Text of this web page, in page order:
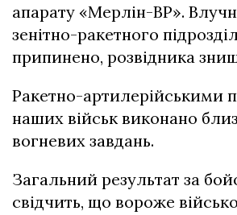
апарату «Мерлін-ВР».
зенітно-ракетного
припинено, розвідника
Ракетно-артилерійськими
наших військ виконано
вогневих завдань.
Загальний результат за
свідчить, що вороже